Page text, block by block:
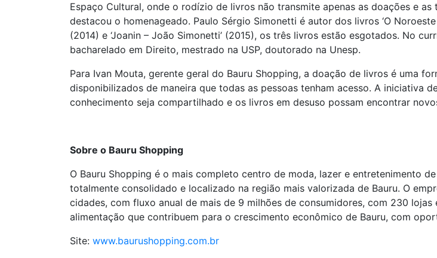
Espaço Cultural, onde o rodízio de livros não transmite apenas as doações e
destacou o homenageado. Paulo Sérgio Simonetti é autor dos livros ‘O
(2014) e ‘Joanin – João Simonetti’ (2015), os três livros estão esgotados. No
bacharelado em Direito, mestrado na USP, doutorado na Unesp.
Para Ivan Mouta, gerente geral do Bauru Shopping, a doação de livros é uma
disponibilizados de maneira que todas as pessoas tenham acesso. A iniciativa
conhecimento seja compartilhado e os livros em desuso possam encontrar
Sobre o Bauru Shopping
O Bauru Shopping é o mais completo centro de moda, lazer e entretenimento
totalmente consolidado e localizado na região mais valorizada de Bauru. O
cidades, com fluxo anual de mais de 9 milhões de consumidores, com 230
alimentação que contribuem para o crescimento econômico de Bauru, com
Site: www.baurushopping.com.br